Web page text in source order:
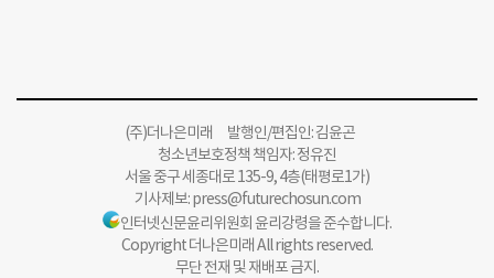
(주)더나은미래 발행인/편집인: 김윤곤
청소년보호정책 책임자: 정유진
서울 중구 세종대로 135-9, 4층(태평로1가)
기사제보:press@futurechosun.com
인터넷신문윤리위원회 윤리강령을 준수합니다.
Copyright 더나은미래 All rights reserved.
무단 전재 및 재배포 금지.